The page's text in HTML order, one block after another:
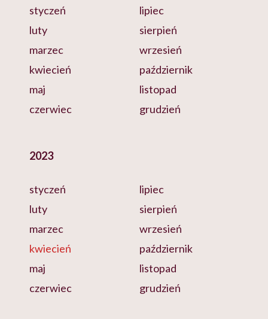
styczeń
luty
marzec
kwiecień
maj
czerwiec
lipiec
sierpień
wrzesień
październik
listopad
grudzień
2023
styczeń
luty
marzec
kwiecień
maj
czerwiec
lipiec
sierpień
wrzesień
październik
listopad
grudzień